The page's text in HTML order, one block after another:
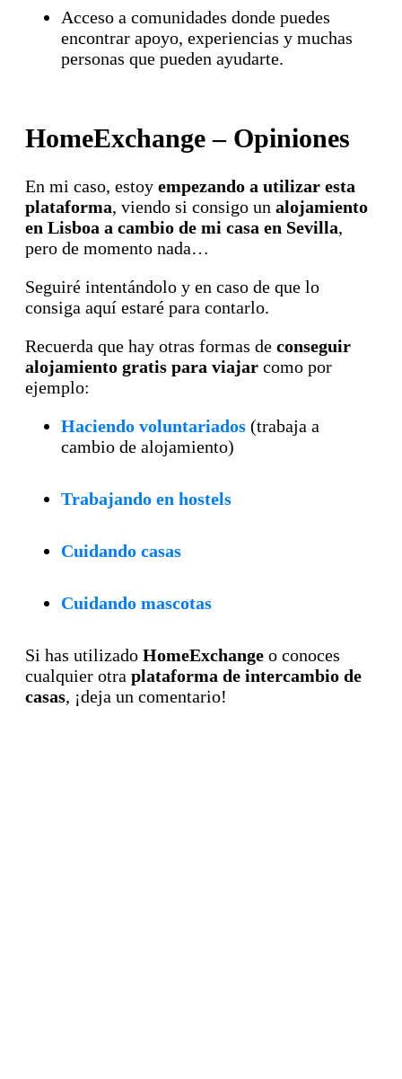
Acceso a comunidades donde puedes
encontrar apoyo, experiencias y muchas
personas que pueden ayudarte.
HomeExchange – Opiniones
En mi caso, estoy empezando a utilizar esta
plataforma, viendo si consigo un alojamiento
en Lisboa a cambio de mi casa en Sevilla,
pero de momento nada…
Seguiré intentándolo y en caso de que lo
consiga aquí estaré para contarlo.
Recuerda que hay otras formas de conseguir
alojamiento gratis para viajar como por
ejemplo:
Haciendo voluntariados (trabaja a
cambio de alojamiento)
Trabajando en hostels
Cuidando casas
Cuidando mascotas
Si has utilizado HomeExchange o conoces
cualquier otra plataforma de intercambio de
casas, ¡deja un comentario!